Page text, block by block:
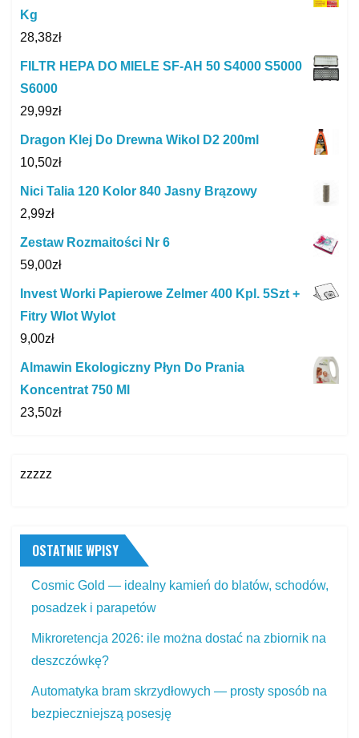
Kg
28,38zł
FILTR HEPA DO MIELE SF-AH 50 S4000 S5000
S6000
29,99zł
Dragon Klej Do Drewna Wikol D2 200ml
10,50zł
Nici Talia 120 Kolor 840 Jasny Brązowy
2,99zł
Zestaw Rozmaitości Nr 6
59,00zł
Invest Worki Papierowe Zelmer 400 Kpl. 5Szt +
Fitry Wlot Wylot
9,00zł
Almawin Ekologiczny Płyn Do Prania
Koncentrat 750 Ml
23,50zł
zzzzz
OSTATNIE WPISY
Cosmic Gold — idealny kamień do blatów, schodów,
posadzek i parapetów
Mikroretencja 2026: ile można dostać na zbiornik na
deszczówkę?
Automatyka bram skrzydłowych — prosty sposób na
bezpieczniejszą posesję